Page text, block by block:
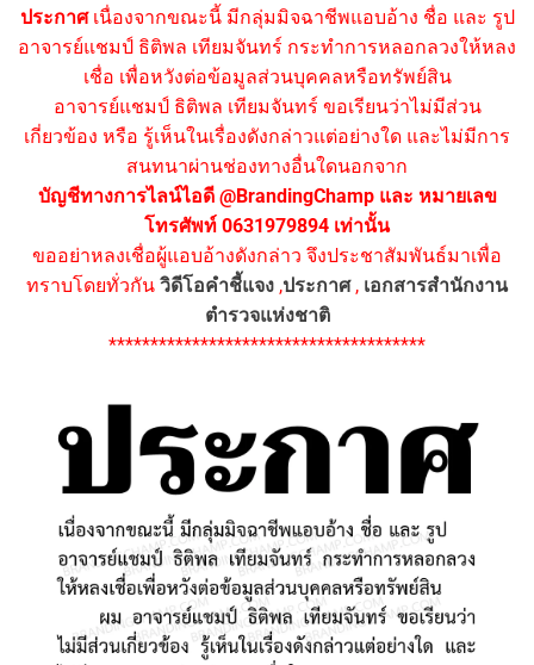
ประกาศเนื่องจากขณะนี้ มีกลุ่มมิจฉาชีพแอบอ้าง ชื่อ และ รูป
อาจารย์แชมป์ ธิติพล เทียมจันทร์ กระทำการหลอกลวงให้หลง
เชื่อ เพื่อหวังต่อข้อมูลส่วนบุคคลหรือทรัพย์สิน
อาจารย์แชมป์ ธิติพล เทียมจันทร์ ขอเรียนว่าไม่มีส่วน
เกี่ยวข้อง หรือ รู้เห็นในเรื่องดังกล่าวแต่อย่างใด และไม่มีการ
สนทนาผ่านช่องทางอื่นใดนอกจาก
บัญชีทางการไลน์ไอดี @BrandingChamp และ หมายเลข
โทรศัพท์ 0631979894 เท่านั้น
ขออย่าหลงเชื่อผู้แอบอ้างดังกล่าว จึงประชาสัมพันธ์มาเพื่อ
ทราบโดยทั่วกัน วิดีโอคำชี้แจง ,ประกาศ, เอกสารสำนักงาน
ตำรวจแห่งชาติ
**************************************